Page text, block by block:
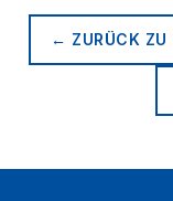
← ZURÜCK ZU